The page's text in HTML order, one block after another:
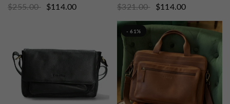
$255.00 $114.00 $321.00 $114.00
- 61%